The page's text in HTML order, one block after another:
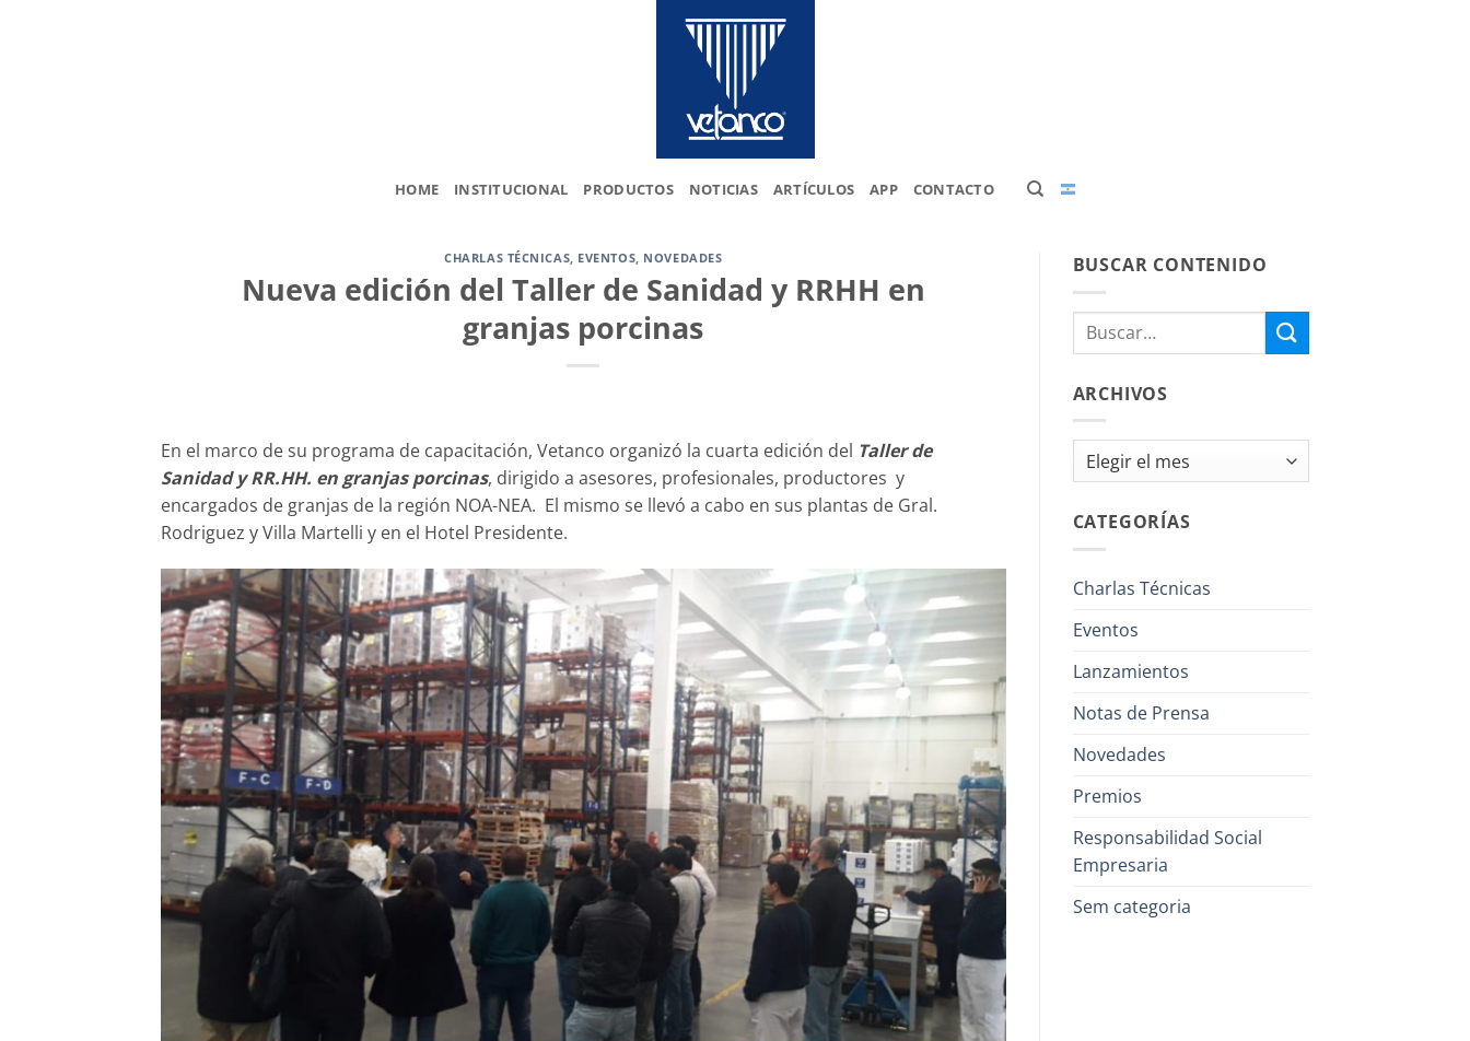
HOME INSTITUCIONAL PRODUCTOS NOTICIAS ARTÍCULOS APP CONTACTO
CHARLAS TÉCNICAS, EVENTOS, NOVEDADES
Nueva edición del Taller de Sanidad y RRHH en
granjas porcinas
En el marco de su programa de capacitación, Vetanco organizó la cuarta edición del Taller de
Sanidad y RR.HH. en granjas porcinas, dirigido a asesores, profesionales, productores y
encargados de granjas de la región NOA-NEA. El mismo se llevó a cabo en sus plantas de Gral.
Rodriguez y Villa Martelli y en el Hotel Presidente.
BUSCAR CONTENIDO
ARCHIVOS
Archivos
CATEGORÍAS
Charlas Técnicas
Eventos
Lanzamientos
Notas de Prensa
Novedades
Premios
Responsabilidad Social
Empresaria
Sem categoria